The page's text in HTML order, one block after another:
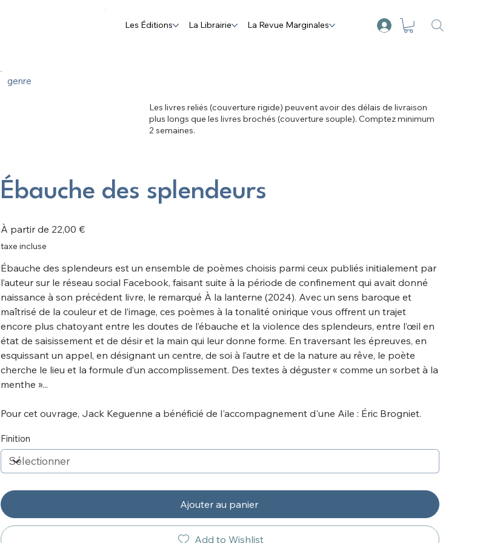
Les Éditions La Librairie La Revue Marginales
genre
Les livres reliés (couverture rigide) peuvent avoir des délais de livraison
plus longs que les livres brochés (couverture souple). Comptez minimum
2 semaines.
Ébauche des splendeurs
À partir de Prix
22,00 €
taxe incluse
Ébauche des splendeurs est un ensemble de poèmes choisis parmi ceux publiés initialement par
l’auteur sur le réseau social Facebook, faisant suite à la période de confinement qui avait donné
naissance à son précédent livre, le remarqué À la lanterne (2024). Avec un sens baroque et
maîtrisé de la couleur et de l’image, ces poèmes à la tonalité onirique vous offrent un trajet
encore plus chatoyant entre les doutes de l’ébauche et la violence des splendeurs, entre l’œil en
état de saisissement et de désir et la main qui leur donne forme. En traversant les épreuves, en
esquissant un appel, en désignant un centre, de soi à l’autre et de la nature au rêve, le poète
cherche le lieu et la formule d’un accomplissement. Des textes à déguster « comme un sorbet à la
menthe »...
Pour cet ouvrage, Jack Keguenne a bénéficié de l'accompagnement d'une Aile : Éric Brogniet.
Finition
Ajouter au panier
Add to Wishlist